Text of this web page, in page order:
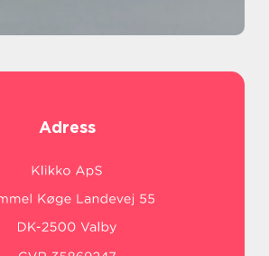
Adress